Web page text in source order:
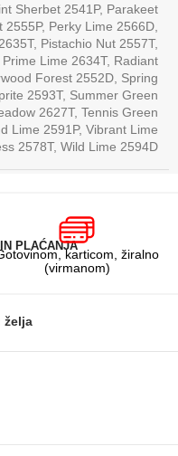
Sherbet 2541P, Parakeet
2555P, Perky Lime 2566D
, Pistachio Nut 2557T,
Prime Lime 2634T, Radiant
Forest 2552D Spring
2593T, Summer Green
2627T, Tennis Green
Lime 2591P, Vibrant Lime
2578T, Wild Lime 2594D
PLAĆANJA
karticom, žiralno
(virmanom)
želja